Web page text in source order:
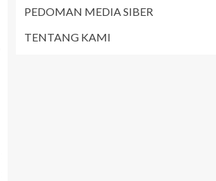
PEDOMAN MEDIA SIBER
TENTANG KAMI